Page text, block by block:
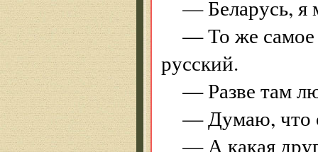
— Беларусь, я
— То же самое
русский.
— Разве там
— Думаю, что
— А какая